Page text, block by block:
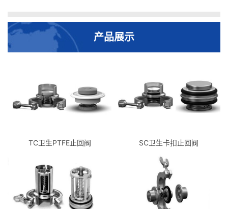
产品展示
TC卫生PTFE止回阀 SC卫生卡扣止回阀